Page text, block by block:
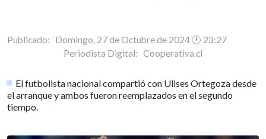
Publicado: Domingo, 27 de Octubre de 2024 🕐 23:27
Periodista Digital: Cooperativa.cl
El futbolista nacional compartió con Ulises Ortegoza desde
el arranque y ambos fueron reemplazados en el segundo
tiempo.